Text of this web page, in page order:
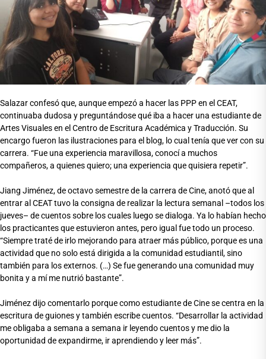
Salazar confesó que, aunque empezó a hacer las PPP en el CEAT,
continuaba dudosa y preguntándose qué iba a hacer una estudiante de
Artes Visuales en el Centro de Escritura Académica y Traducción. Su
encargo fueron las ilustraciones para el blog, lo cual tenía que ver con su
carrera. “Fue una experiencia maravillosa, conocí a muchos
compañeros, a quienes quiero; una experiencia que quisiera repetir”.
Jiang Jiménez, de octavo semestre de la carrera de Cine, anotó que al
entrar al CEAT tuvo la consigna de realizar la lectura semanal –todos los
jueves– de cuentos sobre los cuales luego se dialoga. Ya lo habían hecho
los practicantes que estuvieron antes, pero igual fue todo un proceso.
“Siempre traté de irlo mejorando para atraer más público, porque es una
actividad que no solo está dirigida a la comunidad estudiantil, sino
también para los externos. (…) Se fue generando una comunidad muy
bonita y a mí me nutrió bastante”.
Jiménez dijo comentarlo porque como estudiante de Cine se centra en la
escritura de guiones y también escribe cuentos. “Desarrollar la actividad
me obligaba a semana a semana ir leyendo cuentos y me dio la
oportunidad de expandirme, ir aprendiendo y leer más”.